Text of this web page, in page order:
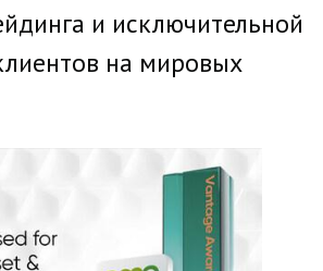
и исключительной
на мировых